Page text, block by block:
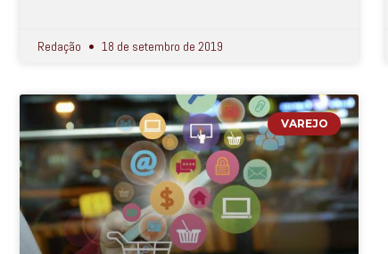
Redação 18 de setembro de 2019
VAREJO